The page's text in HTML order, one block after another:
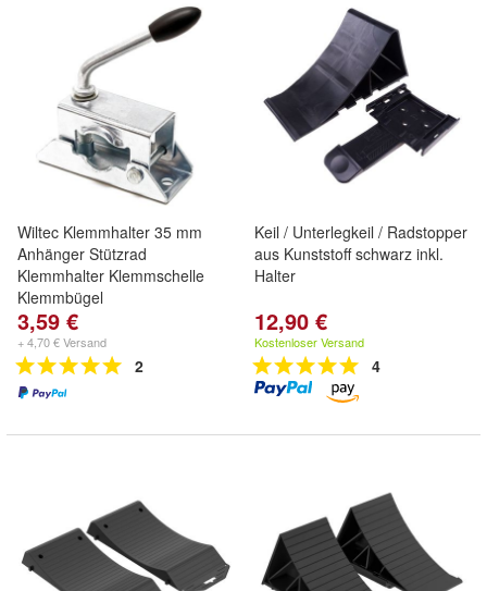
Wiltec Klemmhalter 35 mm
Anhänger Stützrad
Klemmhalter Klemmschelle
Klemmbügel
3,59 €
+ 4,70 € Versand
2
Keil / Unterlegkeil / Radstopper
aus Kunststoff schwarz inkl.
Halter
12,90 €
Kostenloser Versand
4